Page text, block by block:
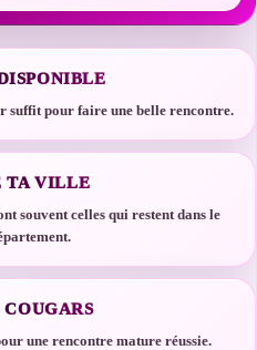
suffit pour faire une belle rencontre.
TA VILLE
souvent celles qui restent dans le
une rencontre mature réussie.